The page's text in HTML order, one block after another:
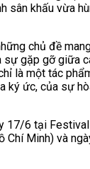
sân khấu vừa
chủ đề
sự gặp gỡ giữa
là một tác
ký ức, của sự
17/6 tại Festival
Chí Minh) và